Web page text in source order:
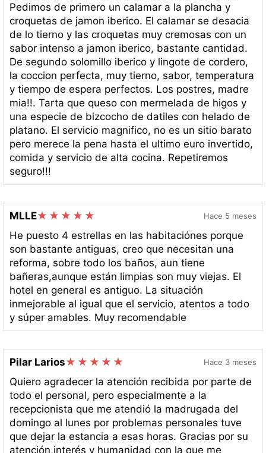
Pedimos de primero un calamar a la plancha y
croquetas de jamon iberico. El calamar se desacia
de lo tierno y las croquetas muy cremosas con un
sabor intenso a jamon iberico, bastante cantidad.
De segundo solomillo iberico y lingote de cordero,
la coccion perfecta, muy tierno, sabor, temperatura
y tiempo de espera perfectos. Los postres, madre
mia!!. Tarta que queso con mermelada de higos y
una especie de bizcocho de datiles con helado de
platano. El servicio magnifico, no es un sitio barato
pero merece la pena hasta el ultimo euro invertido,
comida y servicio de alta cocina. Repetiremos
seguro!!!
MLLE Hace 5 meses
He puesto 4 estrellas en las habitaciónes porque
son bastante antiguas, creo que necesitan una
reforma, sobre todo los baños, aun tiene
bañeras,aunque están limpias son muy viejas. El
hotel en general es antiguo. La situación
inmejorable al igual que el servicio, atentos a todo
y súper amables. Muy recomendable
Pilar Larios Hace 3 meses
Quiero agradecer la atención recibida por parte de
todo el personal, pero especialmente a la
recepcionista que me atendió la madrugada del
domingo al lunes por problemas personales tuve
que dejar la estancia a esas horas. Gracias por su
atención,interés y humanidad con la que me